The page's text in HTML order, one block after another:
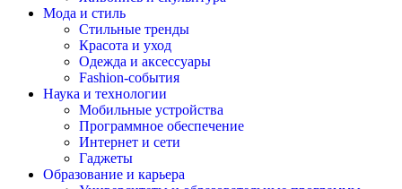
Мода и стиль
Стильные тренды
Красота и уход
Одежда и аксессуары
Fashion-события
Наука и технологии
Мобильные устройства
Программное обеспечение
Интернет и сети
Гаджеты
Образование и карьера